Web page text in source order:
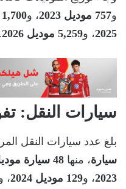
و757 موديل 2023 ، و1,700 موديل 2024
2025، و5,259 موديل 2026 .
سيارات النقل:
بلغ عدد سيارات النقل
سيارة، منها 48 سيارة موديل 2022
2023، و129 موديل 2024 ،